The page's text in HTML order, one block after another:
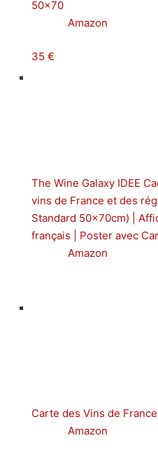
50×70
Amazon
35 €
The Wine Galaxy IDEE
vins de France et des
Standard 50x70cm) |
français | Poster avec
Amazon
Carte des Vins de
Amazon